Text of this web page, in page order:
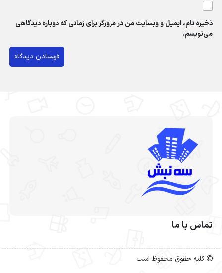
ذخیره نام، ایمیل و وبسایت من در مرورگر برای زمانی که دوباره دیدگاهی
می‌نویسم.
تماس با ما
کلیه حقوق محفوظ است